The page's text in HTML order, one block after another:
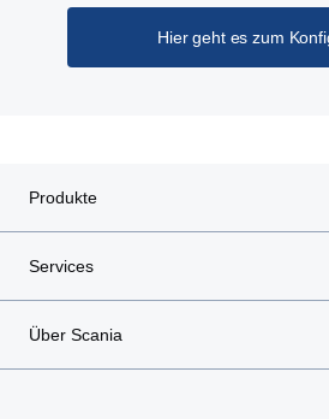
Hier geht es zum
Produkte
Services
Über Scania